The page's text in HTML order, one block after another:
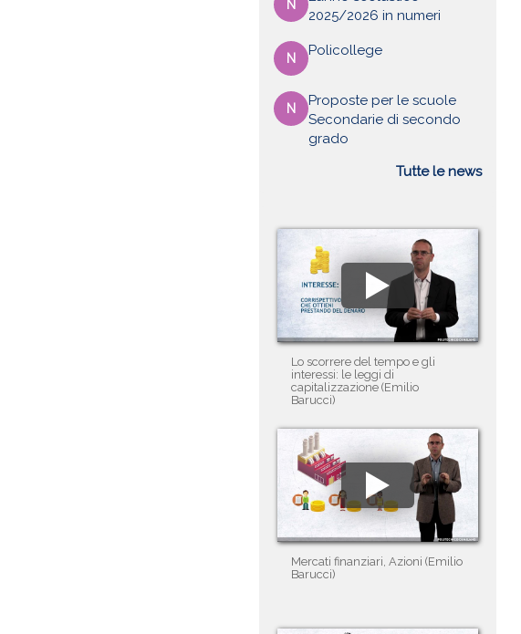
N
2025/2026 in numeri
N Policollege
N
Proposte per le scuole
Secondarie di secondo
grado
Tutte le news
Lo scorrere del tempo e gli
interessi: le leggi di
capitalizzazione (Emilio
Barucci)
Mercati finanziari, Azioni (Emilio
Barucci)